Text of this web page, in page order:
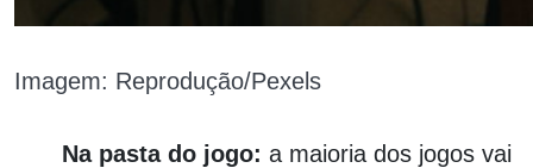
Imagem: Reprodução/Pexels
Na pasta do jogo: a maioria dos jogos vai